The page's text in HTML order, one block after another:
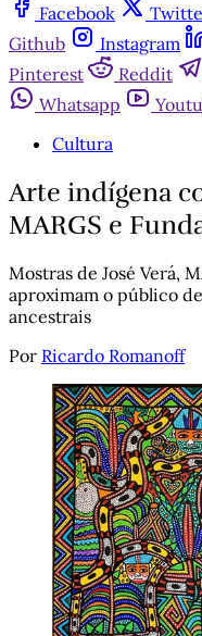
Facebook
Github
Instagram
Pinterest
Reddit
Whatsapp
Cultura
Arte indígena
MARGS e
Mostras de José Verá,
aproximam o público
ancestrais
Por Ricardo Romanoff